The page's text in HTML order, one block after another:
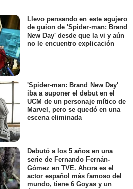
Llevo pensando en este agujero
de guion de 'Spider-man: Brand
New Day' desde que la vi y aún
no le encuentro explicación
'Spider-man: Brand New Day'
iba a suponer el debut en el
UCM de un personaje mítico de
Marvel, pero se quedó en una
escena eliminada
Debutó a los 5 años en una
serie de Fernando Fernán-
Gómez en TVE. Ahora es el
actor español más famoso del
mundo, tiene 6 Goyas y un